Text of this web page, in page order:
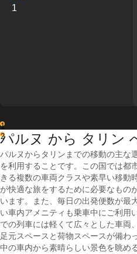
1
1
2
パルヌ から タリン
パルヌからタリンまでの移動の主な
を利用することです。この国では都
きる複数の車両クラスや素早い移動
が快適な旅をするために必要なもの
います。また、毎日の出発便数が最
い車内アメニティも乗車中にご利用
での列車には軽くて広々とした車両
足元スペースと荷物スペースが備わ
中の車内から素晴らしい景色を眺め